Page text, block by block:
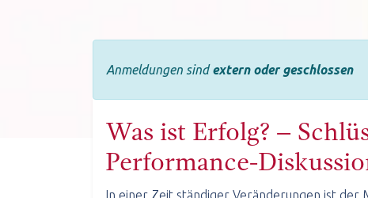
Anmeldungen sindextern oder geschlossen
Was ist Erfolg? –
Performance-
In einer Zeit ständiger Veränderungen ist der